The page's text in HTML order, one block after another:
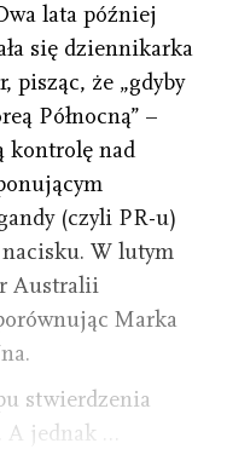
lata później
się dziennikarka
pisząc, że „gdyby
Północną” –
kontrolę nad
(czyli PR-u)
W lutym
Australii
Marka
stwierdzenia
A jednak …